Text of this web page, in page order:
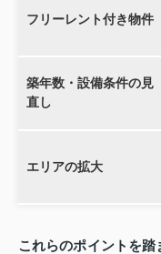
フリーレント付き物件
築年数・設備条件の見
直し
エリアの拡大
これらのポイントを